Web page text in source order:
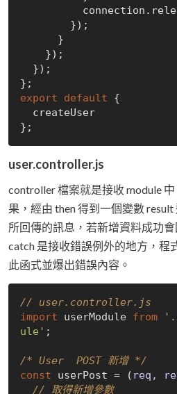
export
default {
user.controller.js
controller 檔案就是接收 module
果，經由 then 得到一個變數
所回傳的訊息，若新增資料成功
catch 是接收錯誤例外的地方，程
此函式並爆出錯誤內容。
// user.controller.js
import userModule from
ule' ;
/* User  POST 新增 */
const userPost = ( req,
// 取得新增參數